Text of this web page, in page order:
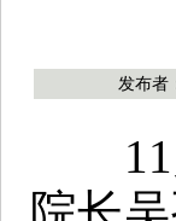
发布者
11月